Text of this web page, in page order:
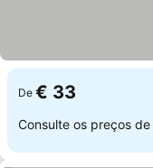
De € 33
Consulte os preços de